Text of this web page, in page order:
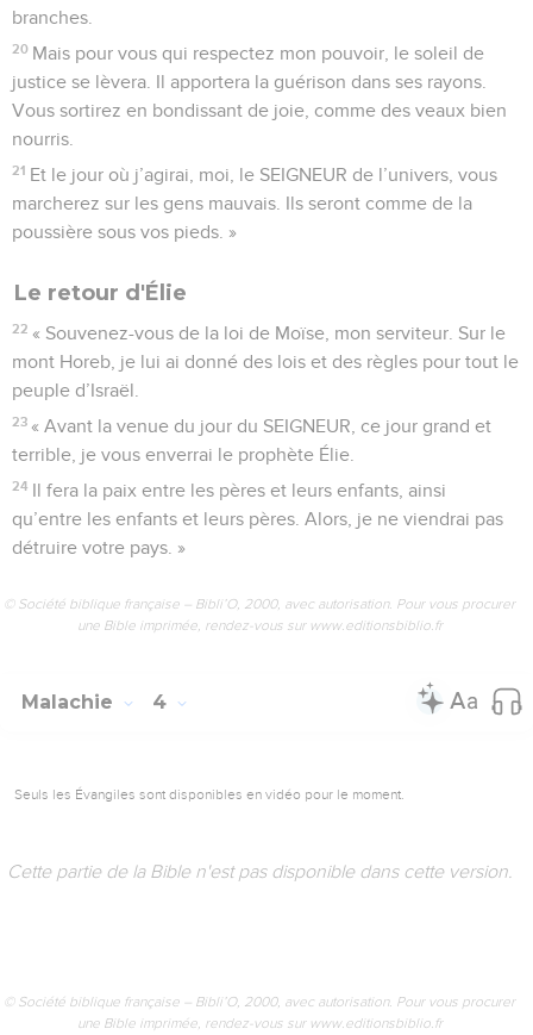
branches.
20 Mais pour vous qui respectez mon pouvoir, le soleil de
justice se lèvera. Il apportera la guérison dans ses rayons.
Vous sortirez en bondissant de joie, comme des veaux bien
nourris.
21 Et le jour où j’agirai, moi, le SEIGNEUR de l’univers, vous
marcherez sur les gens mauvais. Ils seront comme de la
poussière sous vos pieds. »
Le retour d'Élie
22 « Souvenez-vous de la loi de Moïse, mon serviteur. Sur le
mont Horeb, je lui ai donné des lois et des règles pour tout le
peuple d’Israël.
23 « Avant la venue du jour du SEIGNEUR, ce jour grand et
terrible, je vous enverrai le prophète Élie.
24 Il fera la paix entre les pères et leurs enfants, ainsi
qu’entre les enfants et leurs pères. Alors, je ne viendrai pas
détruire votre pays. »
© Société biblique française – Bibli’O, 2000, avec autorisation. Pour vous procurer
une Bible imprimée, rendez-vous sur www.editionsbiblio.fr
Malachie 4
Seuls les Évangiles sont disponibles en vidéo pour le moment.
Cette partie de la Bible n'est pas disponible dans cette version.
© Société biblique française – Bibli’O, 2000, avec autorisation. Pour vous procurer
une Bible imprimée, rendez-vous sur www.editionsbiblio.fr